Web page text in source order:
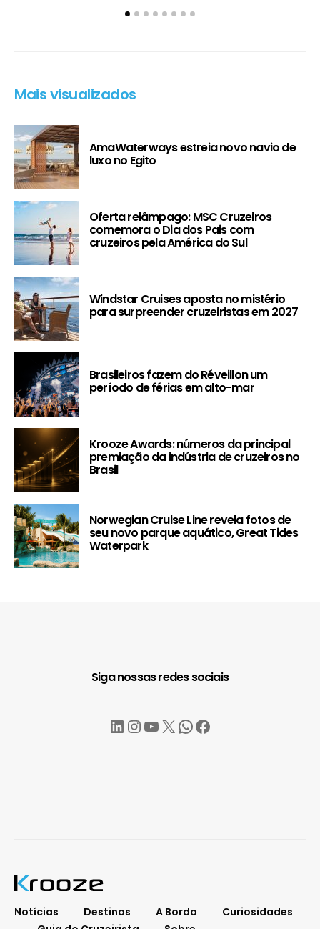
Mais visualizados
AmaWaterways estreia novo navio de
luxo no Egito
Oferta relâmpago: MSC Cruzeiros
comemora o Dia dos Pais com
cruzeiros pela América do Sul
Windstar Cruises aposta no mistério
para surpreender cruzeiristas em 2027
Brasileiros fazem do Réveillon um
período de férias em alto-mar
Krooze Awards: números da principal
premiação da indústria de cruzeiros no
Brasil
Norwegian Cruise Line revela fotos de
seu novo parque aquático, Great Tides
Waterpark
Siga nossas redes sociais
LinkedIn
Instagram
YouTube
X WhatsApp
Facebook
Notícias Destinos A Bordo
Curiosidades